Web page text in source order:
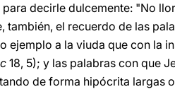
decirle dulcemente: "No
también, el recuerdo de las
a la viuda que con la
18, 5); y las palabras con que
de forma hipócrita largas